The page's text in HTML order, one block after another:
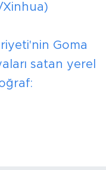
Xinhua)
Goma
satan yerel